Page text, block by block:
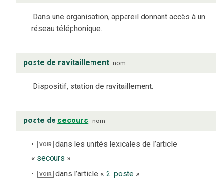
Dans une organisation, appareil donnant accès à un
réseau téléphonique.
poste de ravitaillement nom
Dispositif, station de ravitaillement.
poste de secours nom
VOIR
dans les unités lexicales de l’article
« secours »
VOIR dans l’article «2. poste »